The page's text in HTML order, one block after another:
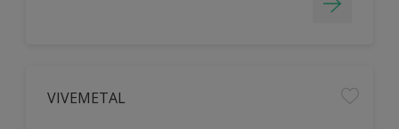
VIVEMETAL